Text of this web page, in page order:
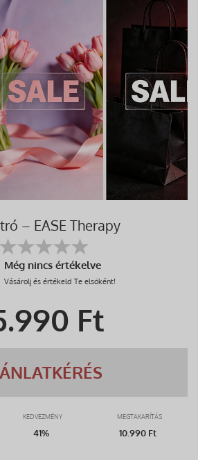
– EASE Therapy
Még nincs értékelve
Vásárolj és értékeld Te elsőként!
Ft
KEDVEZMÉNY MEGTAKARÍTÁS
41% 10.990 Ft